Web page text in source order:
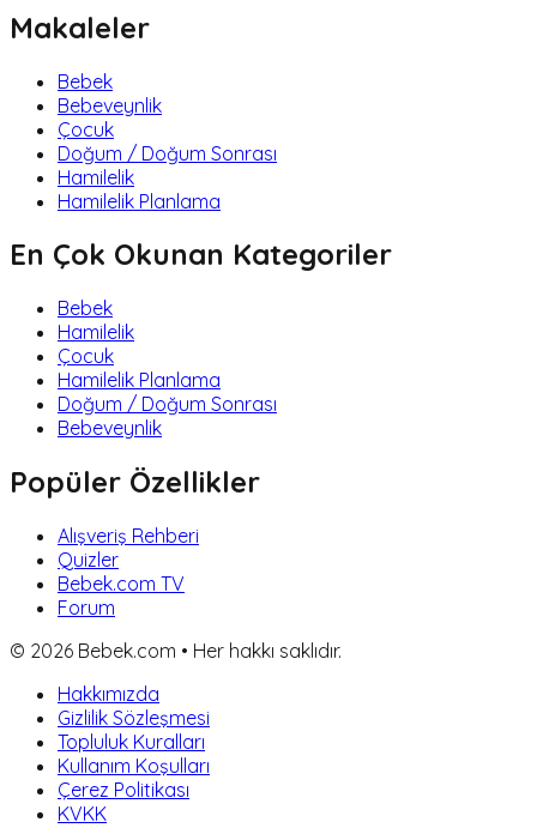
Makaleler
Bebek
Bebeveynlik
Çocuk
Doğum / Doğum Sonrası
Hamilelik
Hamilelik Planlama
En Çok Okunan Kategoriler
Bebek
Hamilelik
Çocuk
Hamilelik Planlama
Doğum / Doğum Sonrası
Bebeveynlik
Popüler Özellikler
Alışveriş Rehberi
Quizler
Bebek.com TV
Forum
© 2026 Bebek.com • Her hakkı saklıdır.
Hakkımızda
Gizlilik Sözleşmesi
Topluluk Kuralları
Kullanım Koşulları
Çerez Politikası
KVKK